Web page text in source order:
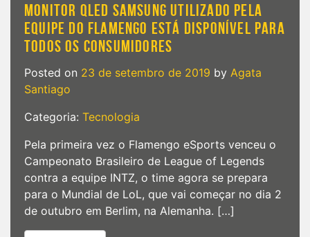
MONITOR QLED SAMSUNG UTILIZADO PELA
EQUIPE DO FLAMENGO ESTÁ DISPONÍVEL PARA
TODOS OS CONSUMIDORES
Posted on 23 de setembro de 2019 by Agata
Santiago
Categoria: Tecnologia
Pela primeira vez o Flamengo eSports venceu o
Campeonato Brasileiro de League of Legends
contra a equipe INTZ, o time agora se prepara
para o Mundial de LoL, que vai começar no dia 2
de outubro em Berlim, na Alemanha. […]